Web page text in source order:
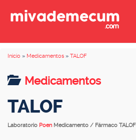
Inicio » Medicamentos » TALOF
Medicamentos
TALOF
Laboratorio Poen Medicamento / Fármaco TALOF